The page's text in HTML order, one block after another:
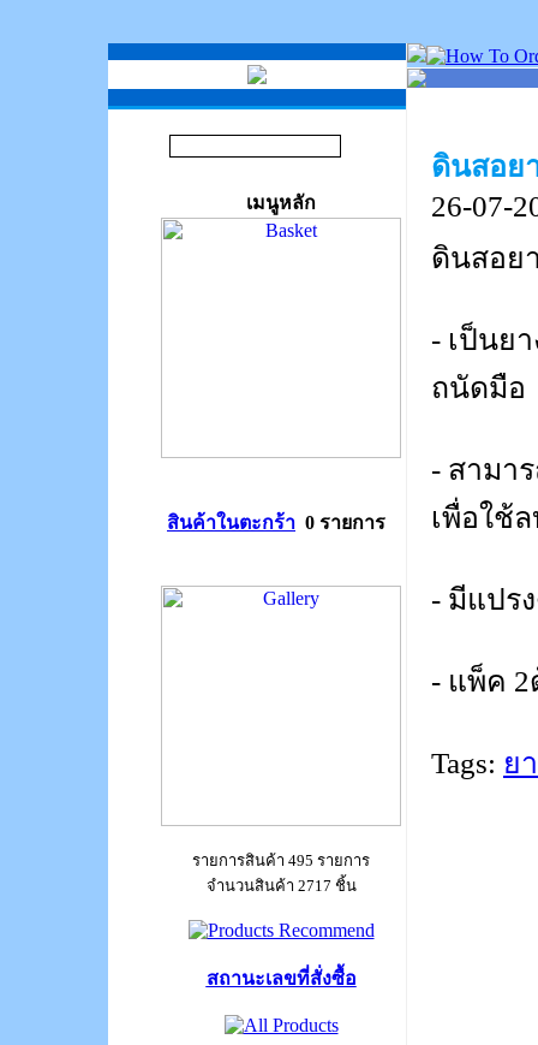
เมนูหลัก
สินค้าในตะกร้า 0 รายการ
รายการสินค้า 495 รายการ
จำนวนสินค้า 2717 ชิ้น
สถานะเลขที่สั่งซื้อ
ดินสอย
26-07-
ดินสอย
- เป็นย
ถนัดมือ
- สามา
เพื่อใช้
- มีแปร
- แพ็ค
Tags: ย